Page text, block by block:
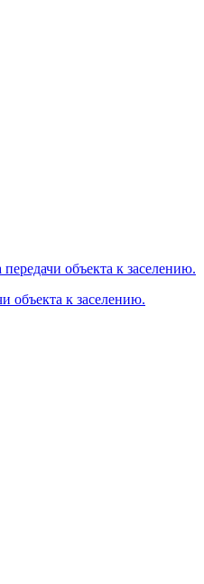
объекта к заселению.